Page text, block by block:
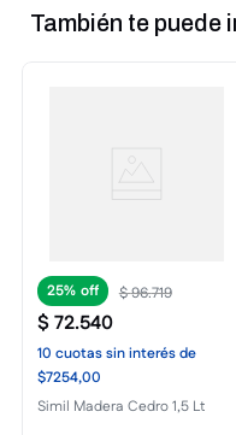
También te puede
25% $96.719
$72.540
10 cuotassin interésde
$7254,00
Simil Madera Cedro 1,5 Lt